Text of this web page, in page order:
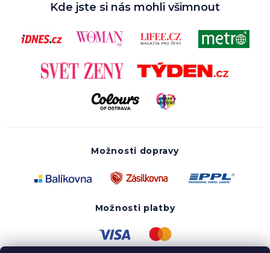
Kde jste si nás mohli všimnout
Možnosti dopravy
Možnosti platby